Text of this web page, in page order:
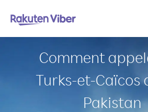
Comment
Turks-et-Caïcos
Pakistan